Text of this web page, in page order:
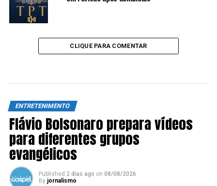
CLIQUE PARA COMENTAR
ENTRETENIMENTO
Flávio Bolsonaro prepara vídeos
para diferentes grupos
evangélicos
Published 2 dias ago on 08/08/2026
By jornalismo